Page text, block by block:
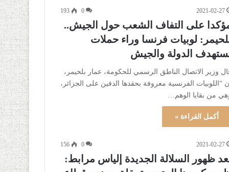
2021-02-27
0
193
على التفاف الشعب حول الجيش..
لوبيات فرنسا وراء حملات
الدولة والجيش
وزير الاتصال الناطق الرسمي للحكومة، عمار بلحيمر،
أن “اللوبيات الفرنسية معروفة بحقدها الدفين على الجزائر،
من بقايا الوهم…
أكمل القراءة »
2021-02-27
0
156
ظهور السلالة الجديدة إلياس مرابط: